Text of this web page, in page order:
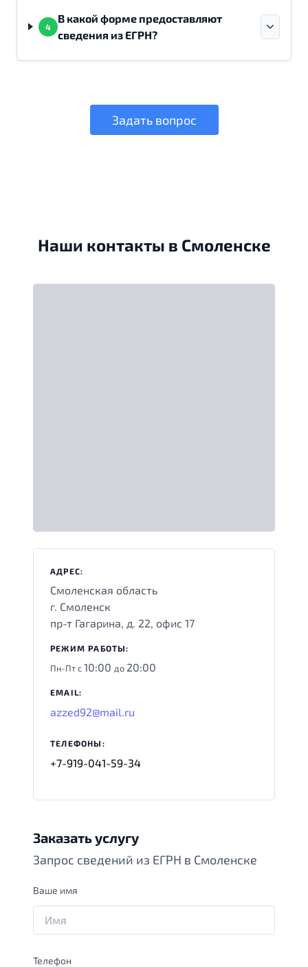
4
В какой форме предоставляют
сведения из ЕГРН?
Задать вопрос
Наши контакты в Смоленске
АДРЕС:
Смоленская область
г. Смоленск
пр-т Гагарина, д. 22, офис 17
РЕЖИМ РАБОТЫ:
Пн-Пт с10:00 до 20:00
EMAIL:
azzed92@mail.ru
ТЕЛЕФОНЫ:
+7-919-041-59-34
Заказать услугу
Запрос сведений из ЕГРН в Смоленске
Ваше имя
Телефон